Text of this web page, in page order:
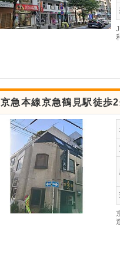
京急本線京急鶴見駅徒歩